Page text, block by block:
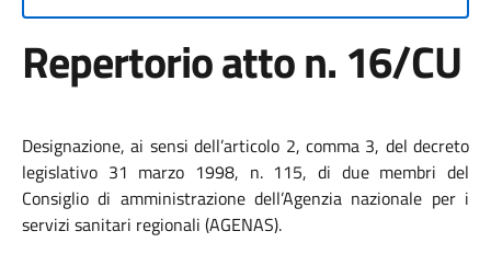
Repertorio atto n. 16/CU
Designazione, ai sensi dell’articolo 2, comma 3, del decreto
legislativo 31 marzo 1998, n. 115, di due membri del
Consiglio di amministrazione dell’Agenzia nazionale per i
servizi sanitari regionali (AGENAS).